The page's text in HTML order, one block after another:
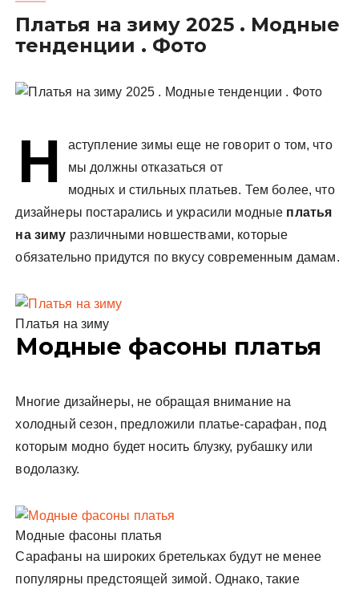
Платья на зиму 2025 . Модные
тенденции . Фото
Н
аступление зимы еще не говорит о том, что
мы должны отказаться от
модных и стильных платьев. Тем более, что
дизайнеры постарались и украсили модные платья
на зиму различными новшествами, которые
обязательно придутся по вкусу современным дамам.
Платья на зиму
Модные фасоны платья
Многие дизайнеры, не обращая внимание на
холодный сезон, предложили платье-сарафан, под
которым модно будет носить блузку, рубашку или
водолазку.
Модные фасоны платья
Сарафаны на широких бретельках будут не менее
популярны предстоящей зимой. Однако, такие